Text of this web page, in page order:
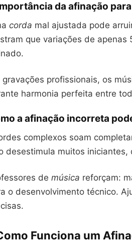
da afinação
corda mal ajustada pode
que variações de
gravações profissionais, os
harmonia perfeita entre
a afinação incorreta
complexos soam
desestimula muitos
de música reforçam:
o desenvolvimento técnico.
Funciona um